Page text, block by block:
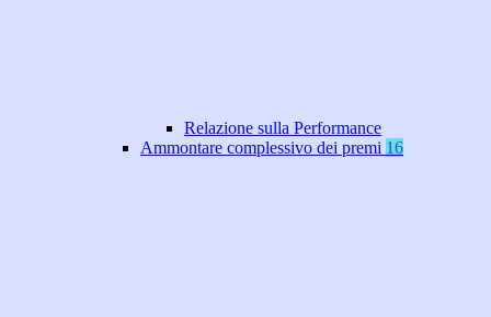
Relazione sulla Performance
Ammontare complessivo dei premi 16